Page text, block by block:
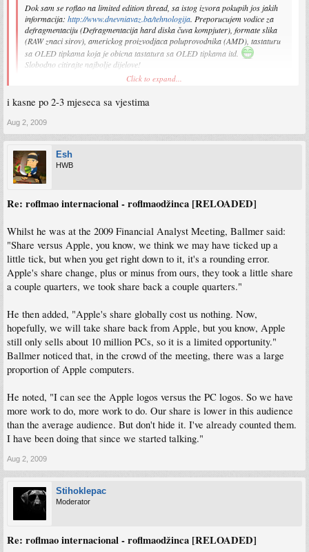
Dok sam se roflao na limited edition thread, sa istog izvora pokupih jos jakih
informacija: http://www.dnevniavaz.ba/tehnologija. Preporucujem vodice za
defragmentaciju (Defragmentacija hard diska čuva kompjuter), formate slika
(RAW znaci sirov), americkog proizvodjaca poluprovodnika (AMD), tastaturu
sa OLED tipkama koja je obicna tastatura sa OLED tipkama itd.
Slobodno citirajte najbolje dijelove!
mi je zablokirala sve i jedna motorička funkcija
Click to expand...
i kasne po 2-3 mjeseca sa vjestima
Aug 2, 2009
Esh
HWB
Re: roflmao internacional - roflmaodžinca [RELOADED]
Whilst he was at the 2009 Financial Analyst Meeting, Ballmer said:
"Share versus Apple, you know, we think we may have ticked up a
little tick, but when you get right down to it, it's a rounding error.
Apple's share change, plus or minus from ours, they took a little share
a couple quarters, we took share back a couple quarters."
He then added, "Apple's share globally cost us nothing. Now,
hopefully, we will take share back from Apple, but you know, Apple
still only sells about 10 million PCs, so it is a limited opportunity."
Ballmer noticed that, in the crowd of the meeting, there was a large
proportion of Apple computers.
He noted, "I can see the Apple logos versus the PC logos. So we have
more work to do, more work to do. Our share is lower in this audience
than the average audience. But don't hide it. I've already counted them.
I have been doing that since we started talking."
Aug 2, 2009
Stihoklepac
Moderator
Re: roflmao internacional - roflmaodžinca [RELOADED]